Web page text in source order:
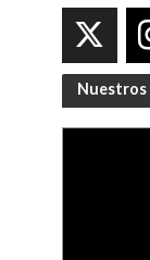
Nuestros